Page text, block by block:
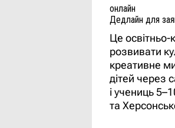
онлайн
Дедлайн для
Це освітньо-
розвивати
креативне
дітей через
і учениць
та